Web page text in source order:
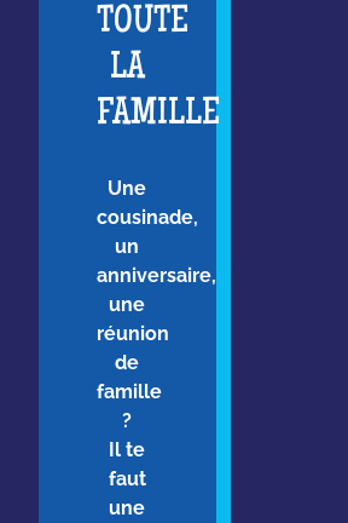
TOUTE
LA
FAMILLE
Une
cousinade,
un
anniversaire,
une
réunion
de
famille
?
Il te
faut
une